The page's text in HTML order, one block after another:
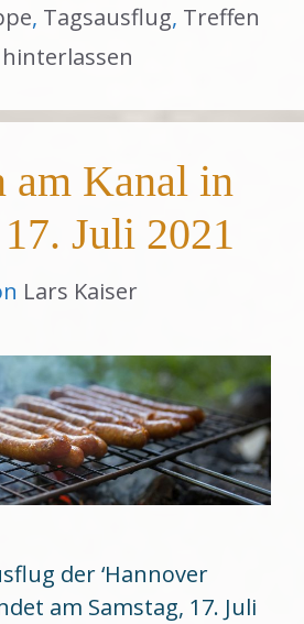
, Tagsausflug, Treffen
am Kanal in
Juli 2021
Lars Kaiser
der ‘Hannover
am Samstag, 17. Juli